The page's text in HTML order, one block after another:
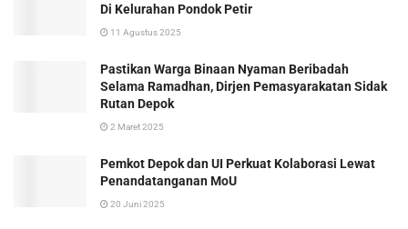
Di Kelurahan Pondok Petir
11 Agustus 2025
Pastikan Warga Binaan Nyaman Beribadah
Selama Ramadhan, Dirjen Pemasyarakatan Sidak
Rutan Depok
2 Maret 2025
Pemkot Depok dan UI Perkuat Kolaborasi Lewat
Penandatanganan MoU
20 Juni 2025